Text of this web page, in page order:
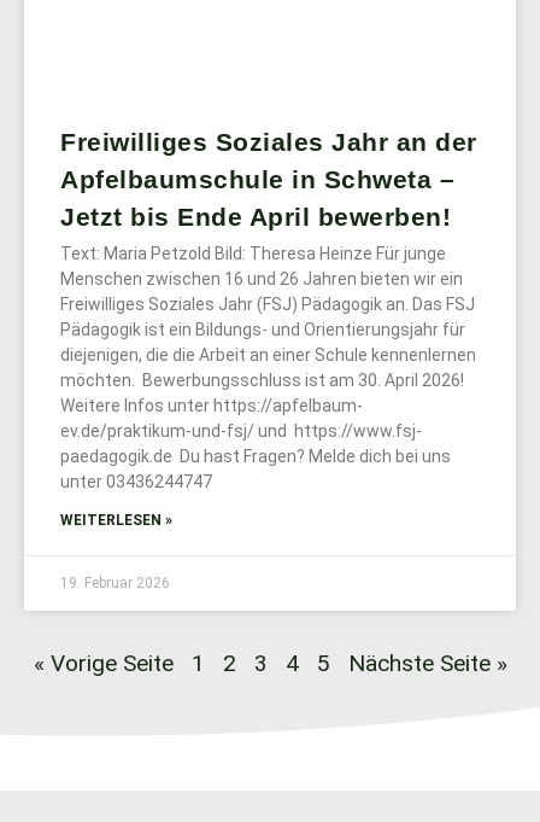
Freiwilliges Soziales Jahr an der
Apfelbaumschule in Schweta –
Jetzt bis Ende April bewerben!
Text: Maria Petzold Bild: Theresa Heinze Für junge
Menschen zwischen 16 und 26 Jahren bieten wir ein
Freiwilliges Soziales Jahr (FSJ) Pädagogik an. Das FSJ
Pädagogik ist ein Bildungs- und Orientierungsjahr für
diejenigen, die die Arbeit an einer Schule kennenlernen
möchten. Bewerbungsschluss ist am 30. April 2026!
Weitere Infos unter https://apfelbaum-
ev.de/praktikum-und-fsj/ und https://www.fsj-
paedagogik.de Du hast Fragen? Melde dich bei uns
unter 03436244747
WEITERLESEN »
19. Februar 2026
« Vorige Seite 1 2 3 4 5 Nächste Seite »